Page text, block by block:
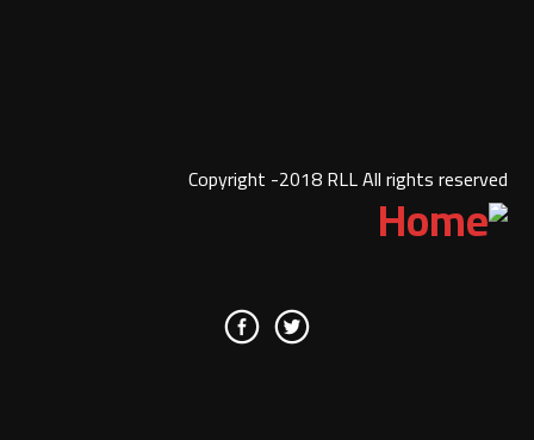
Copyright -2018 RLL All rights reserved